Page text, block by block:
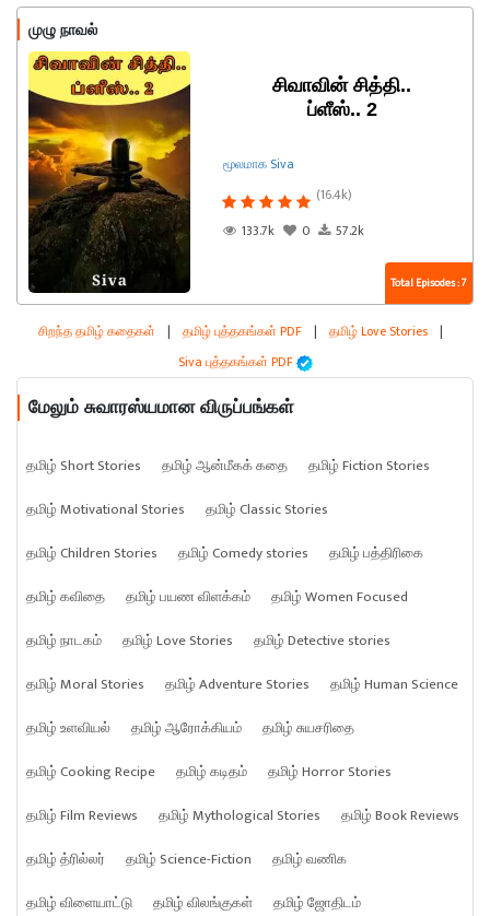
முழு நாவல்
சிவாவின் சித்தி..
ப்ளீஸ்.. 2
மூலமாக Siva
(16.4k)
133.7k
0 57.2k
Total Episodes : 7
சிறந்த தமிழ் கதைகள் | தமிழ் புத்தகங்கள் PDF | தமிழ் Love Stories |
Siva புத்தகங்கள் PDF
மேலும் சுவாரஸ்யமான விருப்பங்கள்
தமிழ் Short Stories தமிழ் ஆன்மீகக் கதை
தமிழ் Fiction Stories
தமிழ் Motivational Stories
தமிழ் Classic Stories
தமிழ் Children Stories
தமிழ் Comedy stories
தமிழ் பத்திரிகை
தமிழ் கவிதை
தமிழ் பயண விளக்கம்
தமிழ் Women Focused
தமிழ் நாடகம்
தமிழ் Love Stories
தமிழ் Detective stories
தமிழ் Moral Stories
தமிழ் Adventure Stories
தமிழ் Human Science
தமிழ் உளவியல்
தமிழ் ஆரோக்கியம்
தமிழ் சுயசரிதை
தமிழ் Cooking Recipe
தமிழ் கடிதம்
தமிழ் Horror Stories
தமிழ் Film Reviews
தமிழ் Mythological Stories
தமிழ் Book Reviews
தமிழ் த்ரில்லர்
தமிழ் Science-Fiction
தமிழ் வணிக
தமிழ் விளையாட்டு
தமிழ் விலங்குகள் தமிழ் ஜோதிடம்